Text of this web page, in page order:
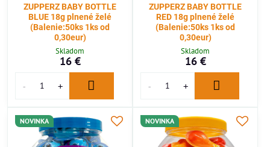
ZUPPERZ BABY BOTTLE
BLUE 18g plnené želé
(Balenie:50ks 1ks od
0,30eur)
Skladom
16 €
ZUPPERZ BABY BOTTLE
RED 18g plnené želé
(Balenie:50ks 1ks od
0,30eur)
Skladom
16 €
NOVINKA NOVINKA